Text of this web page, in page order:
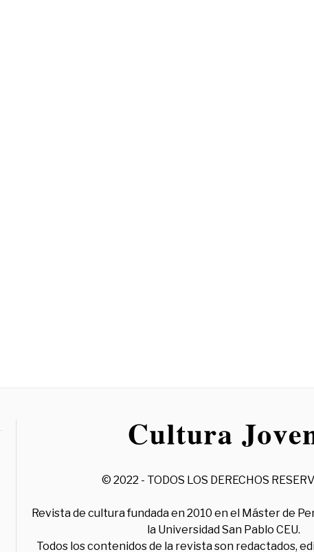
© 2022 - TODOS LOS DERECHOS
Revista de cultura fundada en 2010 en el Máster de
la Universidad San Pablo CEU.
Todos los contenidos de la revista son redactados,